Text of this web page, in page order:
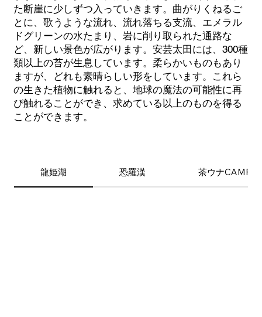
龍姫湖 恐羅漢 茶ウナCAMP
た断崖に少しずつ入っていきます。曲がりくねるご
とに、歌うような流れ、流れ落ちる支流、エメラル
ドグリーンの水たまり、岩に削り取られた通路な
ど、新しい景色が広がります。安芸太田には、300種
類以上の苔が生息しています。柔らかいものもあり
ますが、どれも素晴らしい形をしています。これら
の生きた植物に触れると、地球の魔法の可能性に再
び触れることができ、求めている以上のものを得る
ことができます。